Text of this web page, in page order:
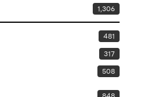
1,306
481
317
508